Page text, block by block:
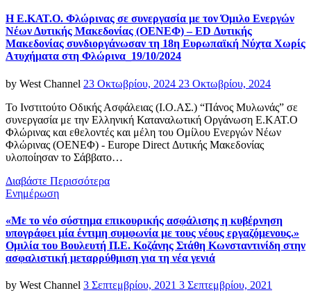
Η Ε.ΚΑΤ.Ο. Φλώρινας σε συνεργασία με τον Όμιλο Ενεργών
Νέων Δυτικής Μακεδονίας (ΟΕΝΕΦ) – ED Δυτικής
Μακεδονίας συνδιοργάνωσαν τη 18η Ευρωπαϊκή Νύχτα Χωρίς
Ατυχήματα στη Φλώρινα_19/10/2024
by West Channel Posted
23 Οκτωβρίου, 2024 23 Οκτωβρίου, 2024
Το Ινστιτούτο Οδικής Ασφάλειας (Ι.Ο.ΑΣ.) “Πάνος Μυλωνάς” σε
συνεργασία με την Ελληνική Καταναλωτική Οργάνωση Ε.ΚΑΤ.Ο
Φλώρινας και εθελοντές και μέλη του Ομίλου Ενεργών Νέων
Φλώρινας (ΟΕΝΕΦ) - Europe Direct Δυτικής Μακεδονίας
υλοποίησαν το Σάββατο…
Διαβάστε Περισσότερα
Categories
Ενημέρωση
«Με το νέο σύστημα επικουρικής ασφάλισης η κυβέρνηση
υπογράφει μία έντιμη συμφωνία με τους νέους εργαζόμενους.»
Ομιλία του Βουλευτή Π.Ε. Κοζάνης Στάθη Κωνσταντινίδη στην
ασφαλιστική μεταρρύθμιση για τη νέα γενιά
by West Channel Posted
3 Σεπτεμβρίου, 2021 3 Σεπτεμβρίου, 2021